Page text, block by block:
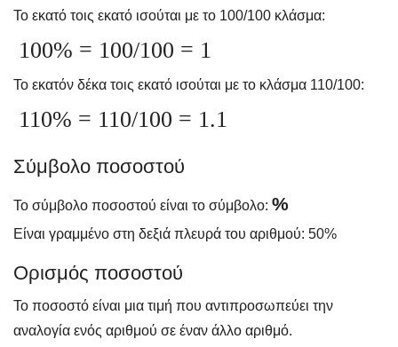
Το εκατό τοις εκατό ισούται με το 100/100 κλάσμα:
100% = 100/100 = 1
Το εκατόν δέκα τοις εκατό ισούται με το κλάσμα 110/100:
110% = 110/100 = 1.1
Σύμβολο ποσοστού
Το σύμβολο ποσοστού είναι το σύμβολο: %
Είναι γραμμένο στη δεξιά πλευρά του αριθμού: 50%
Ορισμός ποσοστού
Το ποσοστό είναι μια τιμή που αντιπροσωπεύει την
αναλογία ενός αριθμού σε έναν άλλο αριθμό.